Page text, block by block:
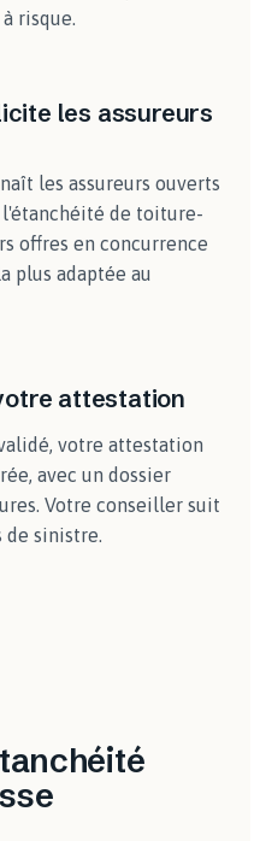
risque.
les assureurs
les assureurs ouverts
de toiture-
offres en concurrence
plus adaptée au
attestation
votre attestation
avec un dossier
Votre conseiller suit
de sinistre.